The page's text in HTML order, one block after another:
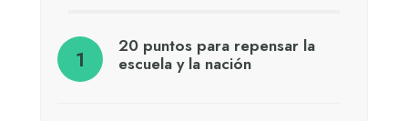
20 puntos para repensar la
escuela y la nación